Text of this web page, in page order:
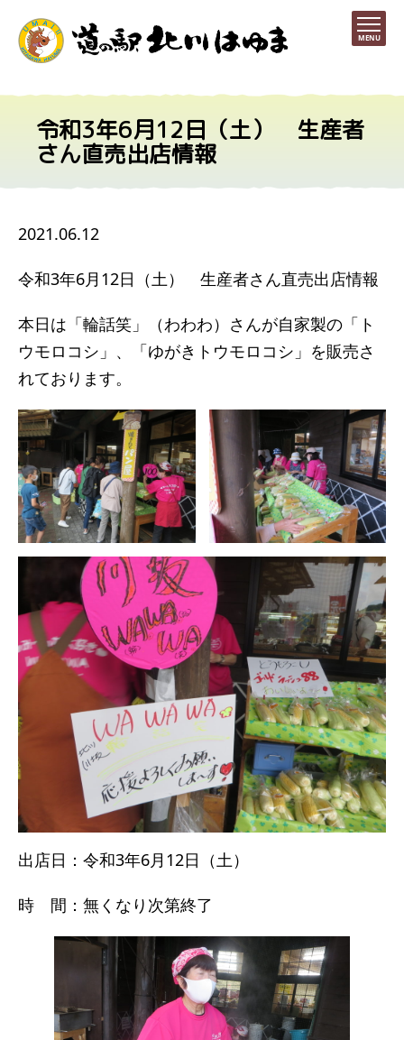
MENU
令和3年6月12日（土） 生産者
さん直売出店情報
2021.06.12
令和3年6月12日（土） 生産者さん直売出店情報
本日は「輪話笑」（わわわ）さんが自家製の「ト
ウモロコシ」、「ゆがきトウモロコシ」を販売さ
れております。
出店日：令和3年6月12日（土）
時 間：無くなり次第終了